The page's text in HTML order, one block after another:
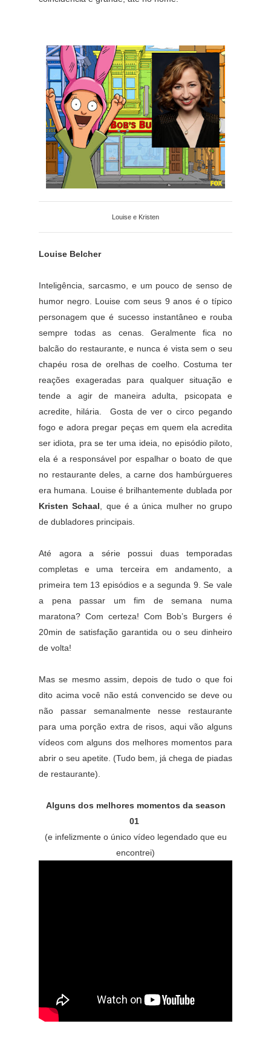
Louise e Kristen
Louise Belcher
Inteligência, sarcasmo, e um pouco de senso de
humor negro. Louise com seus 9 anos é o típico
personagem que é sucesso instantâneo e rouba
sempre todas as cenas. Geralmente fica no
balcão do restaurante, e nunca é vista sem o seu
chapéu rosa de orelhas de coelho. Costuma ter
reações exageradas para qualquer situação e
tende a agir de maneira adulta, psicopata e
acredite, hilária. Gosta de ver o circo pegando
fogo e adora pregar peças em quem ela acredita
ser idiota, pra se ter uma ideia, no episódio piloto,
ela é a responsável por espalhar o boato de que
no restaurante deles, a carne dos hambúrgueres
era humana. Louise é brilhantemente dublada por
Kristen Schaal , que é a única mulher no grupo
de dubladores principais.
Até agora a série possui duas temporadas
completas e uma terceira em andamento, a
primeira tem 13 episódios e a segunda 9. Se vale
a pena passar um fim de semana numa
maratona? Com certeza! Com Bob’s Burgers é
20min de satisfação garantida ou o seu dinheiro
de volta!
Mas se mesmo assim, depois de tudo o que foi
dito acima você não está convencido se deve ou
não passar semanalmente nesse restaurante
para uma porção extra de risos, aqui vão alguns
vídeos com alguns dos melhores momentos para
abrir o seu apetite. (Tudo bem, já chega de piadas
de restaurante).
Alguns dos melhores momentos da season
01
(e infelizmente o único vídeo legendado que eu
encontrei)